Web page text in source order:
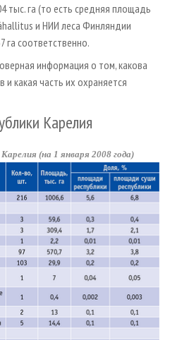
га (то есть средняя площадь
и НИИ леса Финляндии
га соответственно.
информация о том, какова
какая часть их охраняется
Карелия
(на 1 января 2008 года)